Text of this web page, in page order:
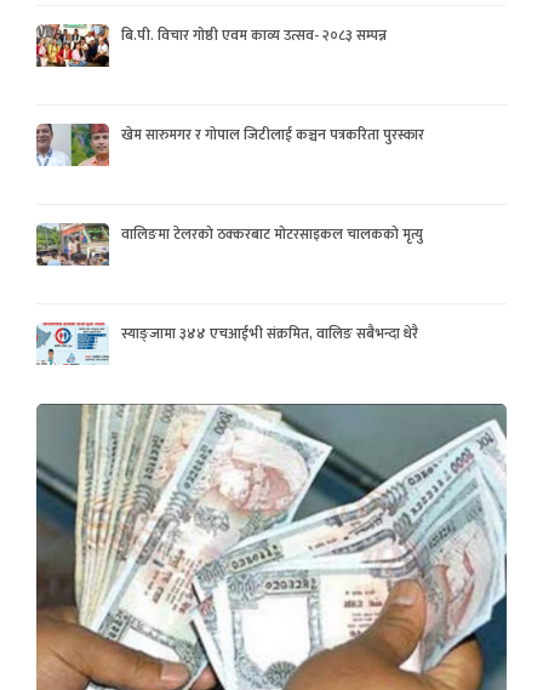
बि.पी. विचार गोष्ठी एवम काव्य उत्सव- २०८३ सम्पन्न
खेम सारुमगर र गोपाल जिटीलाई कञ्चन पत्रकरिता पुरस्कार
वालिङमा टेलरको ठक्करबाट मोटरसाइकल चालकको मृत्यु
स्याङ्जामा ३४४ एचआईभी संक्रमित, वालिङ सबैभन्दा धेरै